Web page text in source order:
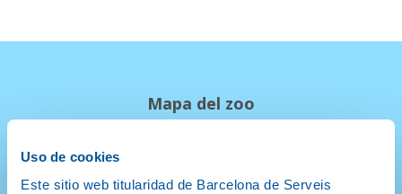
Uso de cookies
Este sitio web titularidad de Barcelona de Serveis
Mapa del zoo
DESCARGA